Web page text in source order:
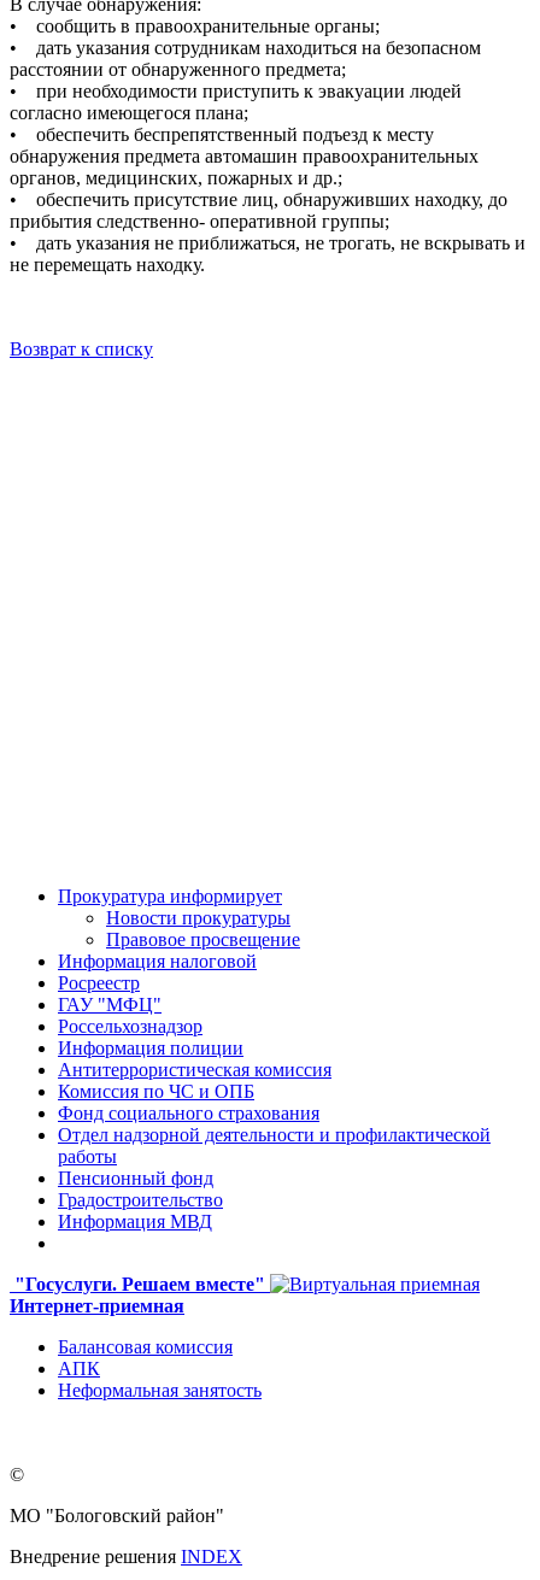
• сообщить в правоохранительные органы;
• дать указания сотрудникам находиться на безопасном
расстоянии от обнаруженного предмета;
• при необходимости приступить к эвакуации людей
согласно имеющегося плана;
• обеспечить беспрепятственный подъезд к месту
обнаружения предмета автомашин правоохранительных
органов, медицинских, пожарных и др.;
• обеспечить присутствие лиц, обнаруживших находку, до
прибытия следственно- оперативной группы;
• дать указания не приближаться, не трогать, не вскрывать и
не перемещать находку.
Возврат к списку
Прокуратура информирует
Новости прокуратуры
Правовое просвещение
Информация налоговой
Росреестр
ГАУ "МФЦ"
Россельхознадзор
Информация полиции
Антитеррористическая комиссия
Комиссия по ЧС и ОПБ
Фонд социального страхования
Отдел надзорной деятельности и профилактической
работы
Пенсионный фонд
Градостроительство
Информация МВД
"Госуслуги. Решаем вместе"
Интернет-приемная
Балансовая комиссия
АПК
Неформальная занятость
©
МО "Бологовский район"
Внедрение решения INDEX